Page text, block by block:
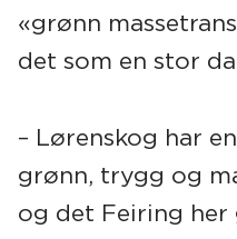
«grønn
det som en stor
– Lørenskog har
grønn, trygg og
og det Feiring